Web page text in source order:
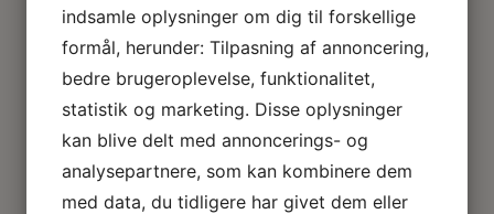
Masser af flyafgange til Nice og Paris aflyst i dag – Hvad
er dine rettigheder?
20 afgange fra København til- og fra Nice og
Paris…
Læs mere »
indsamle oplysninger om dig til forskellige
formål, herunder: Tilpasning af annoncering,
bedre brugeroplevelse, funktionalitet,
statistik og marketing. Disse oplysninger
kan blive delt med annoncerings- og
analysepartnere, som kan kombinere dem
med data, du tidligere har givet dem eller